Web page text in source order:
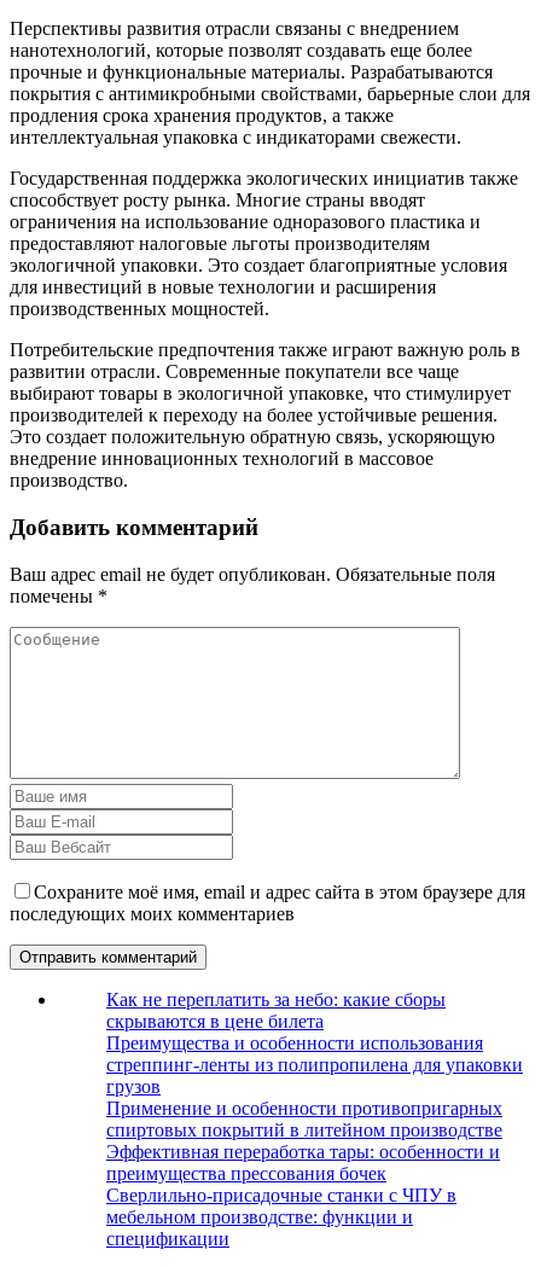
Перспективы развития отрасли связаны с внедрением
нанотехнологий, которые позволят создавать еще более
прочные и функциональные материалы. Разрабатываются
покрытия с антимикробными свойствами, барьерные слои для
продления срока хранения продуктов, а также
интеллектуальная упаковка с индикаторами свежести.
Государственная поддержка экологических инициатив также
способствует росту рынка. Многие страны вводят
ограничения на использование одноразового пластика и
предоставляют налоговые льготы производителям
экологичной упаковки. Это создает благоприятные условия
для инвестиций в новые технологии и расширения
производственных мощностей.
Потребительские предпочтения также играют важную роль в
развитии отрасли. Современные покупатели все чаще
выбирают товары в экологичной упаковке, что стимулирует
производителей к переходу на более устойчивые решения.
Это создает положительную обратную связь, ускоряющую
внедрение инновационных технологий в массовое
производство.
Добавить комментарий
Ваш адрес email не будет опубликован. Обязательные поля
помечены *
Сохраните моё имя, email и адрес сайта в этом браузере для
последующих моих комментариев
Как не переплатить за небо: какие сборы
скрываются в цене билета
Преимущества и особенности использования
стреппинг-ленты из полипропилена для упаковки
грузов
Применение и особенности противопригарных
спиртовых покрытий в литейном производстве
Эффективная переработка тары: особенности и
преимущества прессования бочек
Сверлильно-присадочные станки с ЧПУ в
мебельном производстве: функции и
спецификации